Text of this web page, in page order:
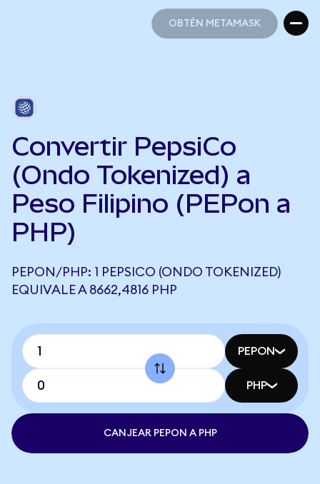
OBTÉN METAMASK
Convertir PepsiCo
(Ondo Tokenized) a
Peso Filipino (PEPon a
PHP)
PEPON/PHP: 1 PEPSICO (ONDO TOKENIZED)
EQUIVALE A 8662,4816 PHP
PEPON
PHP
CANJEAR PEPON A PHP